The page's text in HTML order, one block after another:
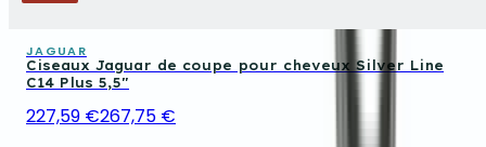
JAGUAR
Ciseaux Jaguar de coupe pour cheveux Silver Line
C14 Plus 5,5"
227,59 €267,75 €